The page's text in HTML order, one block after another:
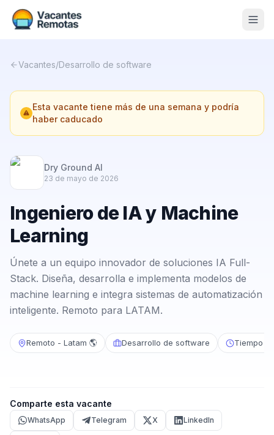
Nosotros
Contacto
Calculadora Freelance
Vacantes/Desarrollo de software
Esta vacante tiene más de una semana y podría
haber caducado
Dry Ground AI
23 de mayo de 2026
Ingeniero de IA y Machine
Learning
Únete a un equipo innovador de soluciones IA Full-
Stack. Diseña, desarrolla e implementa modelos de
machine learning e integra sistemas de automatización
inteligente. Remoto para LATAM.
Remoto - Latam 🌎 Desarrollo de software Tiempo
Comparte esta vacante
WhatsApp Telegram X LinkedIn